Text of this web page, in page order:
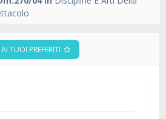
TUOI PREFERITI